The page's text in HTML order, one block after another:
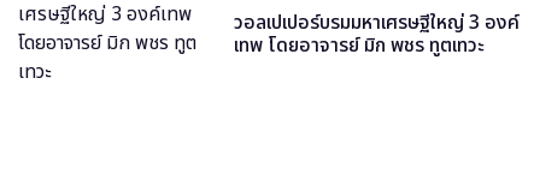
วอลเปเปอร์บรมมหาเศรษฐีใหญ่ 3 องค์
เทพ โดยอาจารย์ มิก พชร ทูตเทวะ